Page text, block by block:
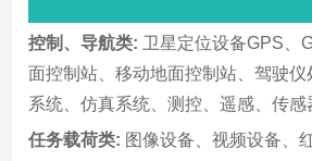
控制、导航类: 卫星定位设备GPS、
面控制站、移动地面控制站、驾驶仪
系统、仿真系统、测控、遥感、传感
任务载荷类: 图像设备、视频设备、